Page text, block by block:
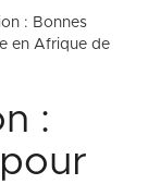
: Bonnes
en Afrique de
: